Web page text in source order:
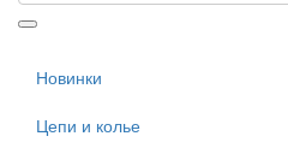
Новинки
Цепи и колье